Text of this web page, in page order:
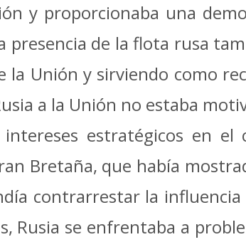
y proporcionaba una
presencia de la flota rusa
la Unión y sirviendo como
a la Unión no estaba
estratégicos en el
Bretaña, que había
contrarrestar la
Rusia se enfrentaba a